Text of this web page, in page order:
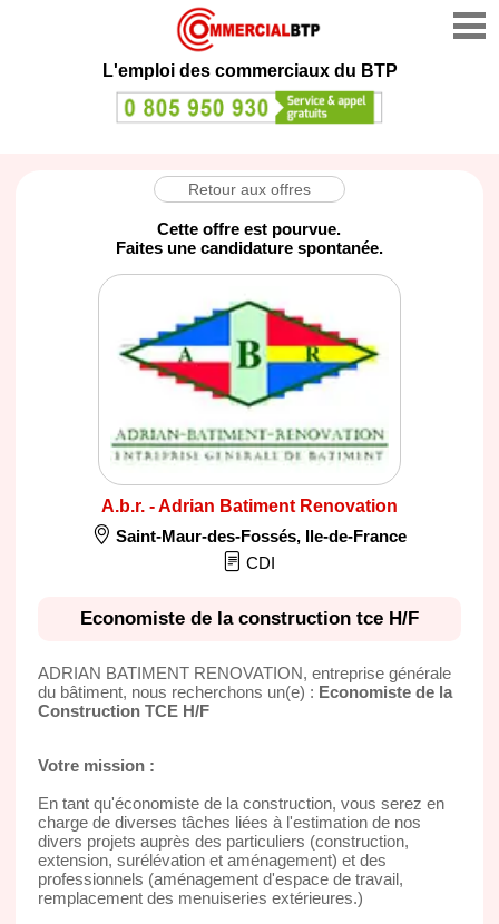
L'emploi des commerciaux du BTP
Retour aux offres
Cette offre est pourvue.
Faites une candidature spontanée.
A.b.r. - Adrian Batiment Renovation
Saint-Maur-des-Fossés, Ile-de-France
CDI
Economiste de la construction tce H/F
ADRIAN BATIMENT RENOVATION, entreprise générale
du bâtiment, nous recherchons un(e) : Economiste de la
Construction TCE H/F
Votre mission :
En tant qu'économiste de la construction, vous serez en
charge de diverses tâches liées à l'estimation de nos
divers projets auprès des particuliers (construction,
extension, surélévation et aménagement) et des
professionnels (aménagement d'espace de travail,
remplacement des menuiseries extérieures.)